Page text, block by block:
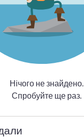
Нічого не знайдено.
Спробуйте ще раз.